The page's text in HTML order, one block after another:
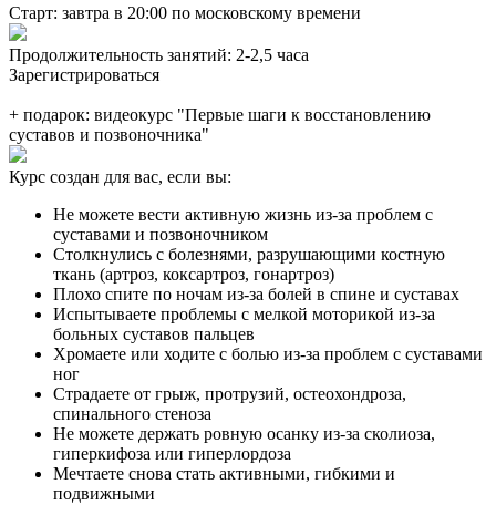
Старт: завтра в 20:00 по московскому времени
Продолжительность занятий: 2-2,5 часа
Зарегистрироваться
+ подарок: видеокурс "Первые шаги к восстановлению
суставов и позвоночника"
Курс создан для вас, если вы:
Не можете вести активную жизнь из-за проблем с
суставами и позвоночником
Столкнулись с болезнями, разрушающими костную
ткань (артроз, коксартроз, гонартроз)
Плохо спите по ночам из-за болей в спине и суставах
Испытываете проблемы с мелкой моторикой из-за
больных суставов пальцев
Хромаете или ходите с болью из-за проблем с суставами
ног
Страдаете от грыж, протрузий, остеохондроза,
спинального стеноза
Не можете держать ровную осанку из-за сколиоза,
гиперкифоза или гиперлордоза
Мечтаете снова стать активными, гибкими и
подвижными